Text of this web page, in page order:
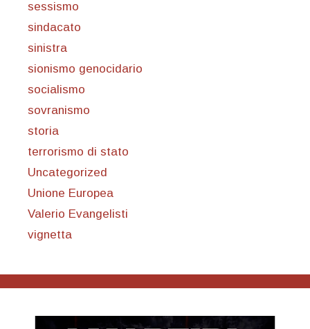
sessismo
sindacato
sinistra
sionismo genocidario
socialismo
sovranismo
storia
terrorismo di stato
Uncategorized
Unione Europea
Valerio Evangelisti
vignetta